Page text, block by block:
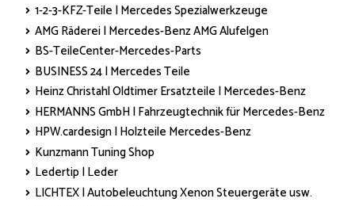
1-2-3-KFZ-Teile | Mercedes Spezialwerkzeuge
AMG Räderei | Mercedes-Benz AMG Alufelgen
BS-TeileCenter-Mercedes-Parts
BUSINESS 24 | Mercedes Teile
Heinz Christahl Oldtimer Ersatzteile | Mercedes-Benz
HERMANNS GmbH | Fahrzeugtechnik für Mercedes-Benz
HPW.cardesign | Holzteile Mercedes-Benz
Kunzmann Tuning Shop
Ledertip | Leder
LICHTEX | Autobeleuchtung Xenon Steuergeräte usw.